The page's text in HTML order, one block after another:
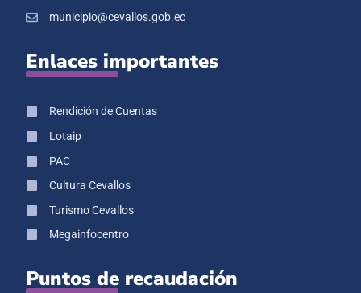
municipio@cevallos.gob.ec
Enlaces importantes
Rendición de Cuentas
Lotaip
PAC
Cultura Cevallos
Turismo Cevallos
Megainfocentro
Puntos de recaudación